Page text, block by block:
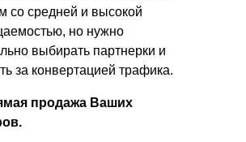
со средней и высокой
но нужно
выбирать партнерки и
за конвертацией трафика.
продажа Ваших